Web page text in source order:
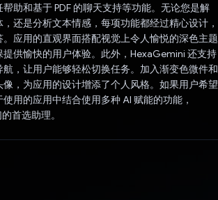
助和基于 PDF 的聊天支持等功能。无论您是解
还是分析文本情感，每项功能都经过精心设计，
应用的直观界面搭配视觉上令人愉悦的深色主题
供愉快的用户体验。此外，HexaGemini 还支持
，让用户能够轻松切换任务。加入渐变色微件和
，为应用的设计增添了个人风格。如果用户希望
用的应用中结合使用多种 AI 赋能的功能，
首选助理。